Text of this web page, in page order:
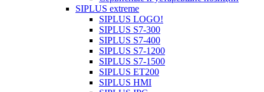
SIPLUS extreme
SIPLUS LOGO!
SIPLUS S7-300
SIPLUS S7-400
SIPLUS S7-1200
SIPLUS S7-1500
SIPLUS ET200
SIPLUS HMI